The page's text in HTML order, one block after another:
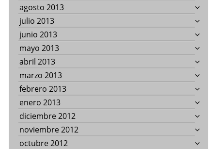
agosto 2013
julio 2013
junio 2013
mayo 2013
abril 2013
marzo 2013
febrero 2013
enero 2013
diciembre 2012
noviembre 2012
octubre 2012